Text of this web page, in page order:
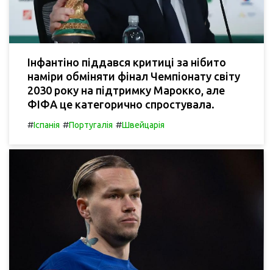
Інфантіно піддався критиці за нібито
наміри обміняти фінал Чемпіонату світу
2030 року на підтримку Марокко, але
ФІФА це категорично спростувала.
#Іспанія #Португалія #Швейцарія